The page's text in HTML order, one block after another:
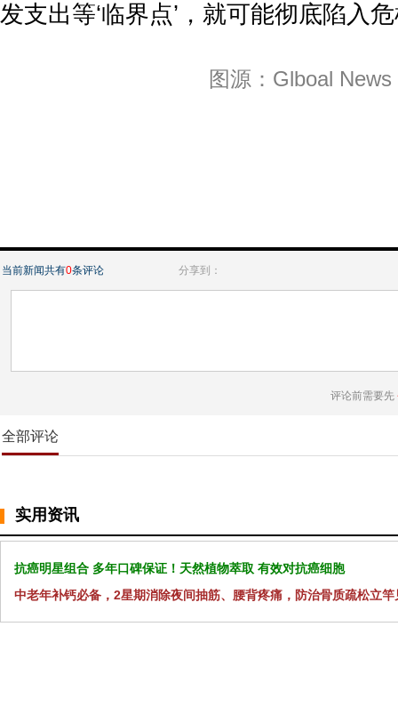
发支出等‘临界点’，就可能彻底陷入
图源：Glboal News
当前新闻共有0条评论 分享到：
评论前需要先
全部评论
实用资讯
抗癌明星组合 多年口碑保证！天然植物萃取 有效对抗癌细胞
中老年补钙必备，2星期消除夜间抽筋、腰背疼痛，防治骨质疏松立竿